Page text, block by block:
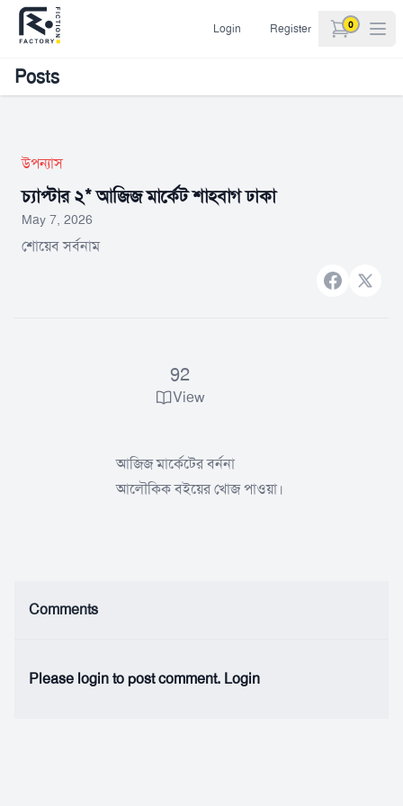
Login Register 0
items in
Posts
উপন্যাস
চ্যাপ্টার ২* আজিজ মার্কেট শাহবাগ ঢাকা
May 7, 2026
শোয়েব সর্বনাম
Facebook
X
92
View
আজিজ মার্কেটের বর্ননা
আলৌকিক বইয়ের খোজ পাওয়া।
Comments
Please login to post comment. Login